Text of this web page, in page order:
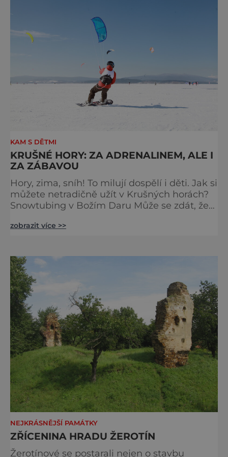
KAM S DĚTMI
KRUŠNÉ HORY: ZA ADRENALINEM, ALE I
ZA ZÁBAVOU
Hory, zima, sníh! To milují dospělí i děti. Jak si
můžete netradičně užít v Krušných horách?
Snowtubing v Božím Daru Může se zdát, že
sáňky, a proto je určená pouze pro děti. To je
snowtubingovou dráhu – sněhový tobogán –
najdete v lyžařském areálu Boží Dar Novako,
nedaleko infocent
zobrazit více >>
NEJKRÁSNĚJŠÍ PAMÁTKY
ZŘÍCENINA HRADU ŽEROTÍN
Žerotínové se postarali nejen o stavbu